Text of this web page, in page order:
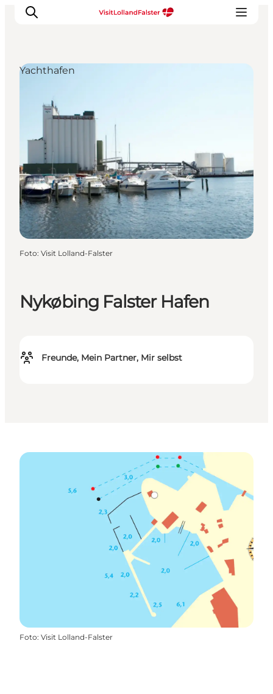
Natur und Outdoor
Familienurlaub
Kultur
Gastronomie
Urlaubsplaner
Nykøbing Falster Hafen
Freunde, Mein Partner, Mir selbst
Yachthafen
Foto: Visit Lolland-Falster
Foto: Visit Lolland-Falster